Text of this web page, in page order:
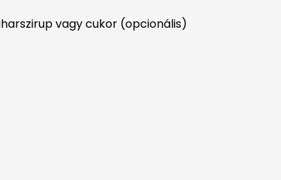
vagy cukor (opcionális)